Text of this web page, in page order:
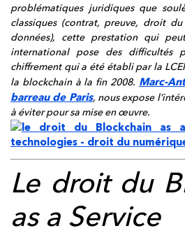
problématiques juridiques que
classiques (contrat, preuve, droit
données), cette prestation qui
international pose des
chiffrement qui a été établi par la
la blockchain à la fin 2008. Marc-
barreau de Paris, nous expose
à éviter pour sa mise en œuvre.
Le droit du
as a Service